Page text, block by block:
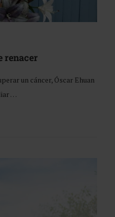
renacer
un cáncer, Óscar Ehuan
…